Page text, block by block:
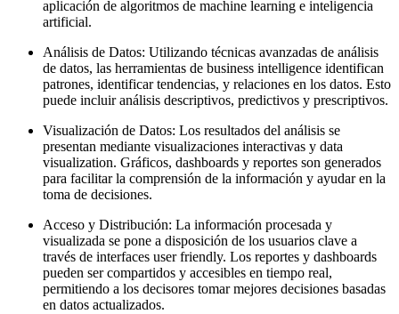
aplicación de algoritmos de machine learning e inteligencia
artificial.
Análisis de Datos: Utilizando técnicas avanzadas de análisis
de datos, las herramientas de business intelligence identifican
patrones, identificar tendencias, y relaciones en los datos. Esto
puede incluir análisis descriptivos, predictivos y prescriptivos.
Visualización de Datos: Los resultados del análisis se
presentan mediante visualizaciones interactivas y data
visualization. Gráficos, dashboards y reportes son generados
para facilitar la comprensión de la información y ayudar en la
toma de decisiones.
Acceso y Distribución: La información procesada y
visualizada se pone a disposición de los usuarios clave a
través de interfaces user friendly. Los reportes y dashboards
pueden ser compartidos y accesibles en tiempo real,
permitiendo a los decisores tomar mejores decisiones basadas
en datos actualizados.